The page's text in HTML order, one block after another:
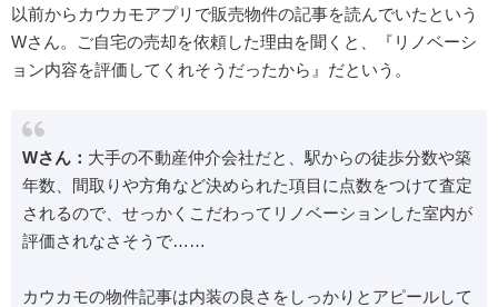
以前からカウカモアプリで販売物件の記事を読んでいたという
Wさん。ご自宅の売却を依頼した理由を聞くと、『リノベーシ
ョン内容を評価してくれそうだったから』だという。
Wさん： 大手の不動産仲介会社だと、駅からの徒歩分数や築
年数、間取りや方角など決められた項目に点数をつけて査定
されるので、せっかくこだわってリノベーションした室内が
評価されなさそうで……
カウカモの物件記事は内装の良さをしっかりとアピールして